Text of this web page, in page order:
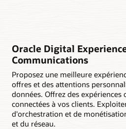
Oracle Digital
Communications
Proposez une meilleure
offres et des attentions
données. Offrez des expériences
connectées à vos clients.
d'orchestration et de
et du réseau.